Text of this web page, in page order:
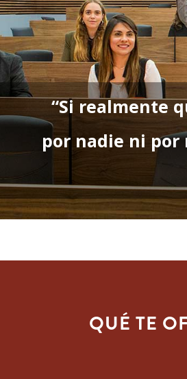
“Si realmente
por nadie ni por
QUÉ TE